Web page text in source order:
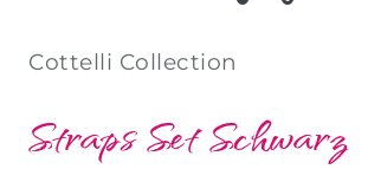
Cottelli Collection
Straps Set Schwarz